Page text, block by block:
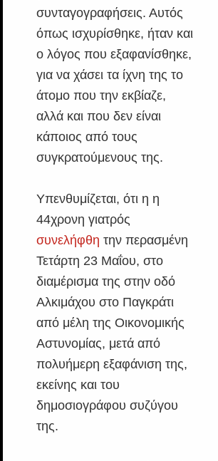
συνταγογραφήσεις. Αυτός
όπως ισχυρίσθηκε, ήταν και
ο λόγος που εξαφανίσθηκε,
για να χάσει τα ίχνη της το
άτομο που την εκβίαζε,
αλλά και που δεν είναι
κάποιος από τους
συγκρατούμενους της.
Υπενθυμίζεται, ότι η η
44χρονη γιατρός
συνελήφθη την περασμένη
Τετάρτη 23 Μαΐου, στο
διαμέρισμα της στην οδό
Αλκιμάχου στο Παγκράτι
από μέλη της Οικονομικής
Αστυνομίας, μετά από
πολυήμερη εξαφάνιση της,
εκείνης και του
δημοσιογράφου συζύγου
της.